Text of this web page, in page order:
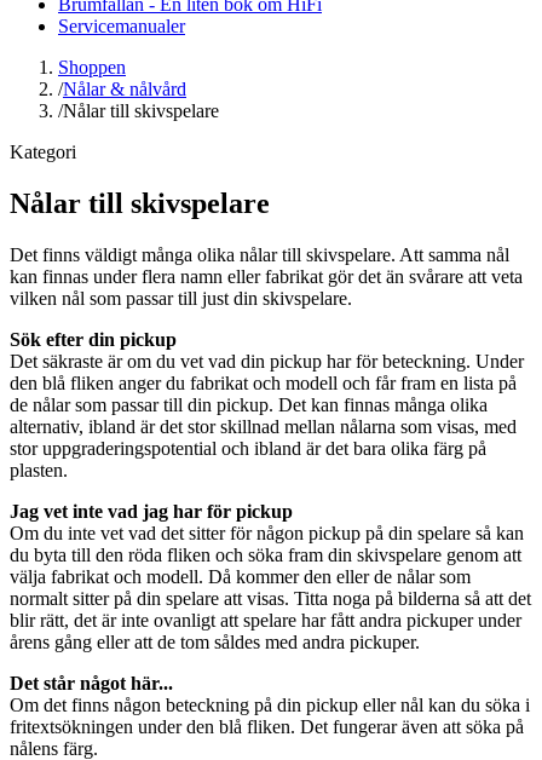
Servicemanualer
Shoppen
/Nålar & nålvård
/Nålar till skivspelare
Kategori
Nålar till skivspelare
Det finns väldigt många olika nålar till skivspelare. Att samma nål
kan finnas under flera namn eller fabrikat gör det än svårare att veta
vilken nål som passar till just din skivspelare.
Sök efter din pickup
Det säkraste är om du vet vad din pickup har för beteckning. Under
den blå fliken anger du fabrikat och modell och får fram en lista på
de nålar som passar till din pickup. Det kan finnas många olika
alternativ, ibland är det stor skillnad mellan nålarna som visas, med
stor uppgraderingspotential och ibland är det bara olika färg på
plasten.
Jag vet inte vad jag har för pickup
Om du inte vet vad det sitter för någon pickup på din spelare så kan
du byta till den röda fliken och söka fram din skivspelare genom att
välja fabrikat och modell. Då kommer den eller de nålar som
normalt sitter på din spelare att visas. Titta noga på bilderna så att det
blir rätt, det är inte ovanligt att spelare har fått andra pickuper under
årens gång eller att de tom såldes med andra pickuper.
Det står något här...
Om det finns någon beteckning på din pickup eller nål kan du söka i
fritextsökningen under den blå fliken. Det fungerar även att söka på
nålens färg.